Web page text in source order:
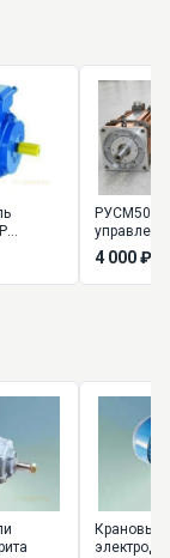
4 000 ₽
Крановые